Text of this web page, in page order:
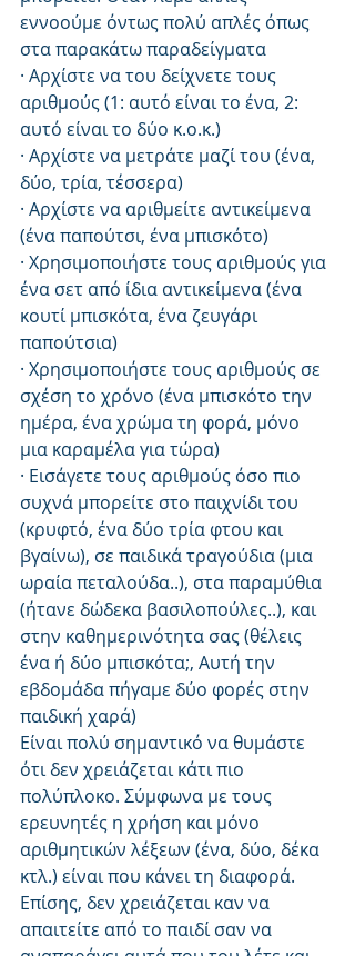
εννοούμε όντως πολύ απλές όπως
στα παρακάτω παραδείγματα
· Αρχίστε να του δείχνετε τους
αριθμούς (1: αυτό είναι το ένα, 2:
αυτό είναι το δύο κ.ο.κ.)
· Αρχίστε να μετράτε μαζί του (ένα,
δύο, τρία, τέσσερα)
· Αρχίστε να αριθμείτε αντικείμενα
(ένα παπούτσι, ένα μπισκότο)
· Χρησιμοποιήστε τους αριθμούς για
ένα σετ από ίδια αντικείμενα (ένα
κουτί μπισκότα, ένα ζευγάρι
παπούτσια)
· Χρησιμοποιήστε τους αριθμούς σε
σχέση το χρόνο (ένα μπισκότο την
ημέρα, ένα χρώμα τη φορά, μόνο
μια καραμέλα για τώρα)
· Εισάγετε τους αριθμούς όσο πιο
συχνά μπορείτε στο παιχνίδι του
(κρυφτό, ένα δύο τρία φτου και
βγαίνω), σε παιδικά τραγούδια (μια
ωραία πεταλούδα..), στα παραμύθια
(ήτανε δώδεκα βασιλοπούλες..), και
στην καθημερινότητα σας (θέλεις
ένα ή δύο μπισκότα;, Αυτή την
εβδομάδα πήγαμε δύο φορές στην
παιδική χαρά)
Είναι πολύ σημαντικό να θυμάστε
ότι δεν χρειάζεται κάτι πιο
πολύπλοκο. Σύμφωνα με τους
ερευνητές η χρήση και μόνο
αριθμητικών λέξεων (ένα, δύο, δέκα
κτλ.) είναι που κάνει τη διαφορά.
Επίσης, δεν χρειάζεται καν να
απαιτείτε από το παιδί σαν να